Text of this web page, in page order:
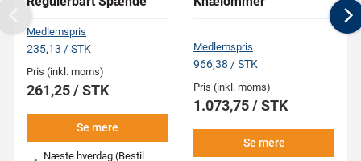
Medlemspris
235,13 / STK
Pris (inkl. moms)
261,25 / STK
Se mere
Næste hverdag (Bestil
Medlemspris
966,38 / STK
Pris (inkl. moms)
1.073,75 / STK
Se mere
Previous